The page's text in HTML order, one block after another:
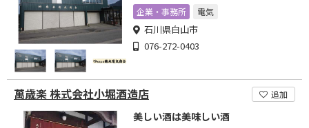
企業・事務所 電気
石川県白山市
076-272-0403
萬歳楽 株式会社小堀酒造店 追加
美しい酒は美味しい酒